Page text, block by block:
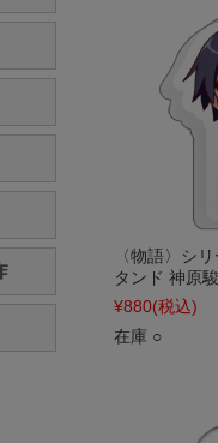
〈物語〉シ
タンド 神原
¥880(税込)
在庫 ○